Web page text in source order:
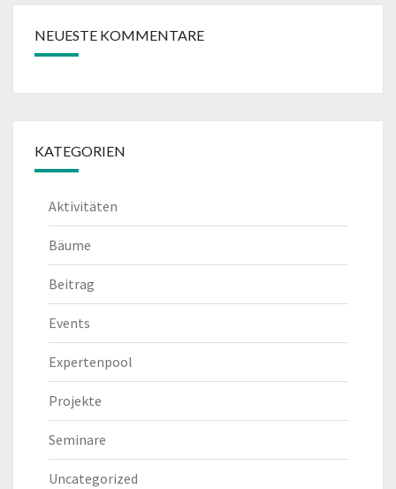
NEUESTE KOMMENTARE
KATEGORIEN
Aktivitäten
Bäume
Beitrag
Events
Expertenpool
Projekte
Seminare
Uncategorized